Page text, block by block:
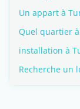
Un appart à
Quel quartier
installation à
Recherche un